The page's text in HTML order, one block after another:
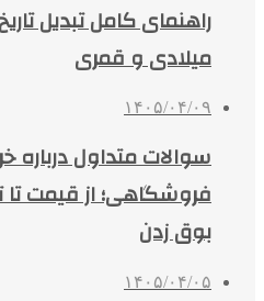
راهنمای کامل تبدیل
میلادی و قمری
۱۴۰۵/۰۴/۰۹
سوالات متداول
فروشگاهی؛ از قیمت
بوق زدن
۱۴۰۵/۰۴/۰۵